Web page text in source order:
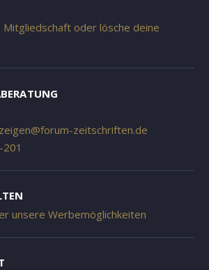
Mitgliedschaft oder lösche deine
zeitschriften.de
unsere Werbemöglichkeiten